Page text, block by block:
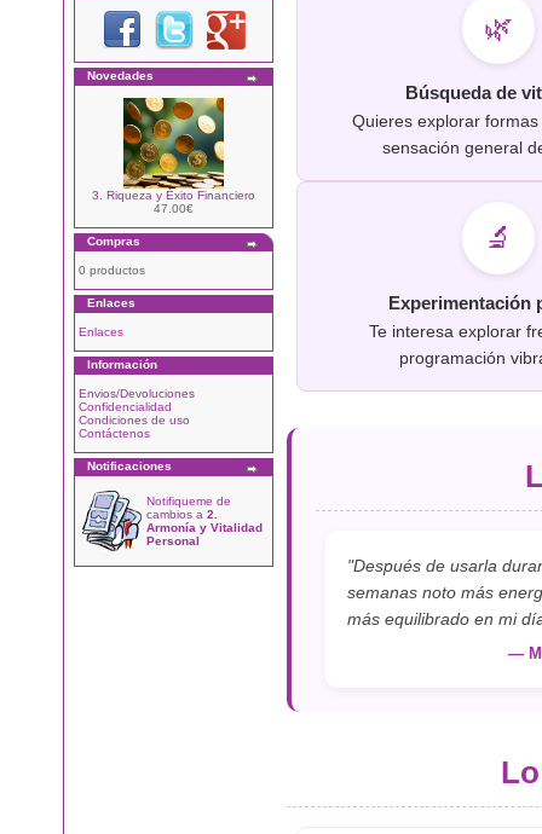
Novedades
3. Riqueza y Éxito Financiero
47.00€
Compras
0 productos
Enlaces
Enlaces
Información
Envios/Devoluciones
Confidencialidad
Condiciones de uso
Contáctenos
Notificaciones
Notifiqueme de
cambios a 2.
Armonía y Vitalidad
Personal
🌿
Búsqueda de
Quieres explorar
sensación general
🔬
Experimentación
Te interesa explorar
programación
"Después de usarla
semanas noto más
más equilibrado en mi
—